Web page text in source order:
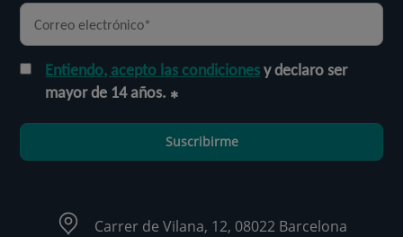
Entiendo, acepto las condicionesy declaro ser
mayor de 14 años.
Suscribirme
Carrer de Vilana, 12, 08022 Barcelona